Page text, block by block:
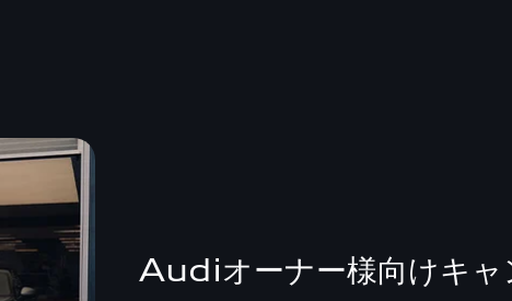
Audiオーナー様向けキャ